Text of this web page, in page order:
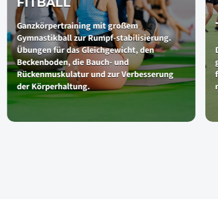
TANZEN
Dies ist ein Freestyle-Kurs, der für jeden
geeignet ist. Single-Track-Tanz oder
festgelegte Choreographie Seien Sie bereit
mit Ihren Tanzschuhen und legen Sie los!